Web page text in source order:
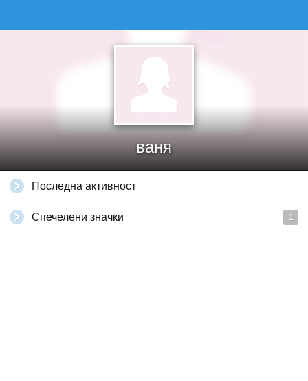
ваня
Последна активност
Спечелени значки 1